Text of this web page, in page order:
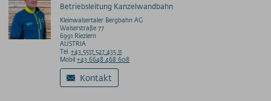
Betriebsleitung Kanzelwandbahn
Kleinwalsertaler Bergbahn AG
Walserstraße 77
6991 Riezlern
AUSTRIA
Tel.+43 5517 527 435 11
Mobil+43 6648 468 608
Kontakt